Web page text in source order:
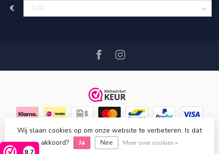
9,7
€
© Copyright 2026 Hout en Plezier- Powered byLightspeed-
Lightspeed designby Dyvelopment
Wij slaan cookies op om onze website te verbeteren. Is dat
akkoord?
Ja Nee Meer over cookies »